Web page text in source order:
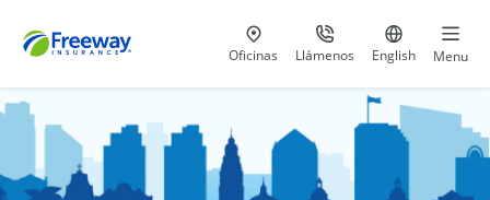
Visita nuestras
Oficinas Llámenos
al 800-441-5533
Ir al sitio
English Menu